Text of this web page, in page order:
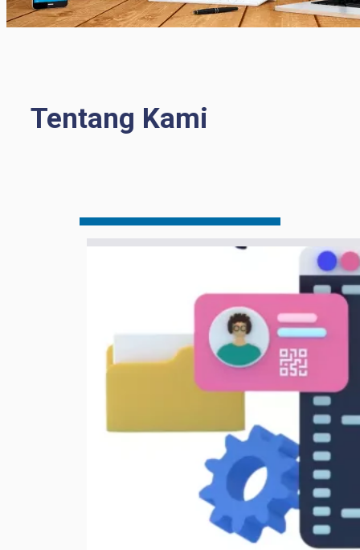
Tentang Kami